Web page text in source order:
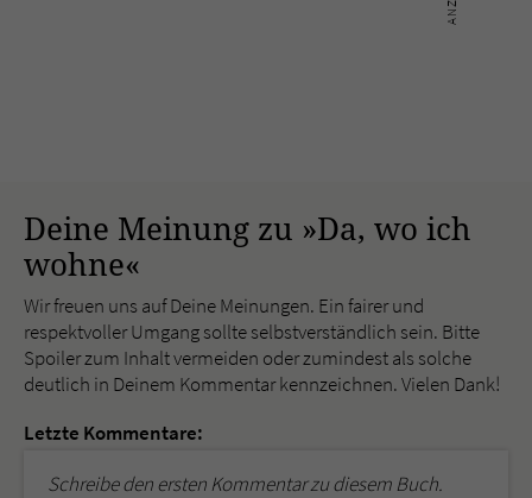
Deine Meinung zu »Da, wo ich
wohne«
Wir freuen uns auf Deine Meinungen. Ein fairer und
respektvoller Umgang sollte selbstverständlich sein. Bitte
Spoiler zum Inhalt vermeiden oder zumindest als solche
deutlich in Deinem Kommentar kennzeichnen. Vielen Dank!
Letzte Kommentare:
Schreibe den ersten Kommentar zu diesem Buch.